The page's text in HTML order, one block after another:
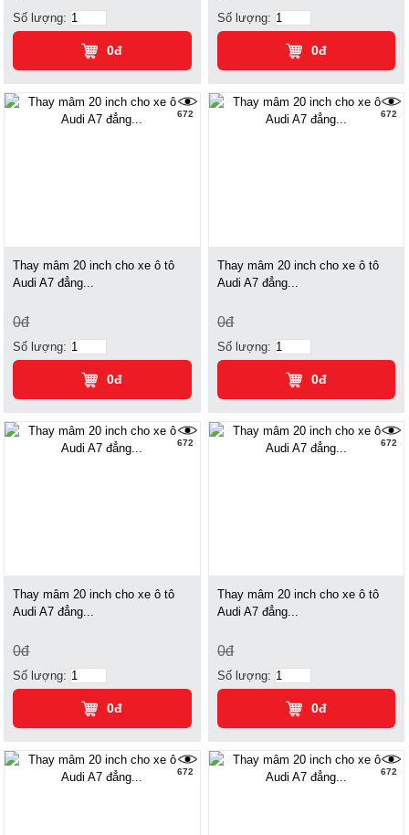
Số lượng:
0đ
Số lượng:
0đ
672
Thay mâm 20 inch cho xe ô tô
Audi A7 đẳng...
0đ
Số lượng:
0đ
672
Thay mâm 20 inch cho xe ô tô
Audi A7 đẳng...
0đ
Số lượng:
0đ
672
Thay mâm 20 inch cho xe ô tô
Audi A7 đẳng...
0đ
Số lượng:
0đ
672
Thay mâm 20 inch cho xe ô tô
Audi A7 đẳng...
0đ
Số lượng:
0đ
672 672